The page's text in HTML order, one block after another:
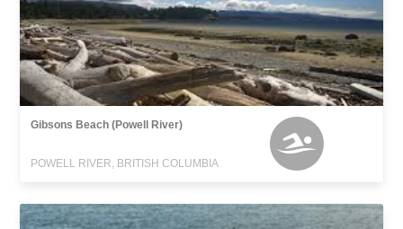
Gibsons Beach (Powell River)
POWELL RIVER, BRITISH COLUMBIA